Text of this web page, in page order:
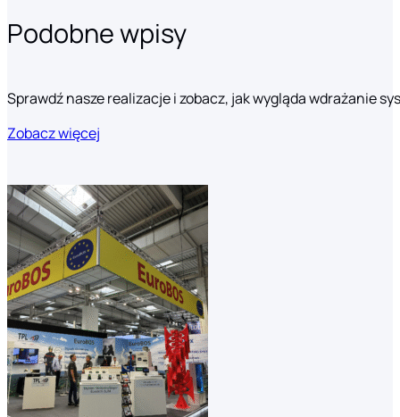
Podobne wpisy
Sprawdź nasze realizacje i zobacz, jak wygląda wdrażanie
Zobacz więcej